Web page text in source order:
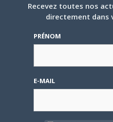
Avec bientôt soixante ans
octogénaire a contribué à
Recevez toutes nos
directement dans
PRÉNOM
E-MAIL